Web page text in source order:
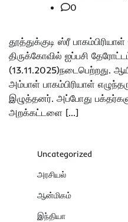
0
தூத்துக்குடி ஸ்ரீ
திருக்கோவில் ஐப்பசி
(13.11.2025)நடைபெற்றது.
அம்பாள் பாகம்பிரியாள்
இழுத்தனர். அப்போது
அறக்கட்டளை […]
Uncategorized
அரசியல்
ஆன்மிகம்
இந்தியா